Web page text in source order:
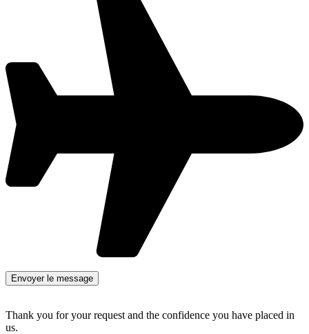
Thank you for your request and the confidence you have placed in
us.